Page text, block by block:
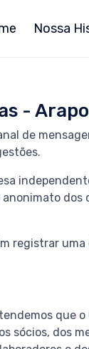
Nossa
-
de
registrar
que
sócios, dos